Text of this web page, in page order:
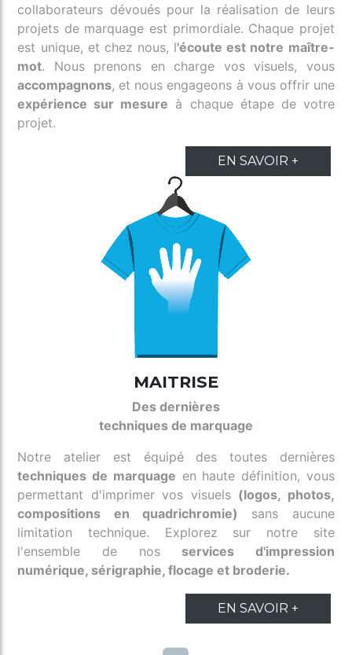
collaborateurs dévoués pour la réalisation de leurs
projets de marquage est primordiale. Chaque projet
est unique, et chez nous, l'écoute est notre maître-
mot. Nous prenons en charge vos visuels, vous
accompagnons, et nous engageons à vous offrir une
expérience sur mesure à chaque étape de votre
projet.
EN SAVOIR +
MAITRISE
Des dernières
techniques de marquage
Notre atelier est équipé des toutes dernières
techniques de marquage en haute définition, vous
permettant d'imprimer vos visuels (logos, photos,
compositions en quadrichromie) sans aucune
limitation technique. Explorez sur notre site
l'ensemble de nos services d'impression
numérique, sérigraphie, flocage et broderie.
EN SAVOIR +